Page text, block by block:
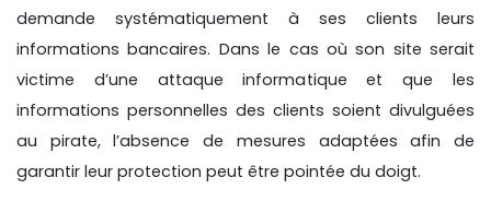
demande systématiquement à ses clients leurs
informations bancaires. Dans le cas où son site serait
victime d’une attaque informatique et que les
informations personnelles des clients soient divulguées
au pirate, l’absence de mesures adaptées afin de
garantir leur protection peut être pointée du doigt.